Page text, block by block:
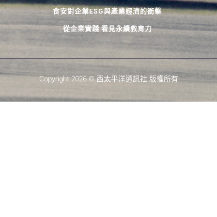
食安對企業ESG與產業經濟的衝擊
從企業實踐 看見永續教育力
Copyright 2026 © 西太平洋通訊社 版權所有